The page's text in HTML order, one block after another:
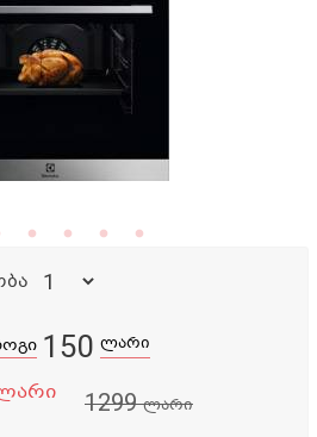
150 ლარი
1299ლარი